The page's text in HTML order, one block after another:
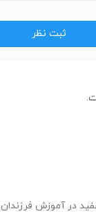
در آموزش فرزندان